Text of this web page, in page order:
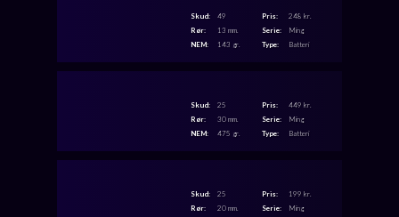
Skud:
Rør:
NEM:
Pris:
Serie:
Type:
Skud:
Rør:
NEM:
Pris:
Serie:
Type:
Skud:
Rør:
Pris:
Serie:
49
13 mm.
143 gr.
25
30 mm.
475 gr.
25
20 mm.
248 kr.
Ming
Batteri
449 kr.
Ming
Batteri
199 kr.
Ming